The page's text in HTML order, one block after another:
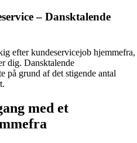
– Dansktalende
efter kundeservicejob hjemmefra,
dig. Dansktalende
på grund af det stigende antal
med et